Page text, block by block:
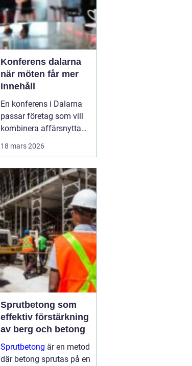
Konferens dalarna
när möten får mer
innehåll
En konferens i Dalarna
passar företag som vill
kombinera affärsnytta
landsbygd, djupa skogar,
glittrande sjöar och en
levande kulturhistoria
mitt i Sverige, på rimligt
avstånd från storst...
18 mars 2026
Sprutbetong som
effektiv förstärkning
av berg och betong
Sprutbetong är en metod
där betong sprutas på en